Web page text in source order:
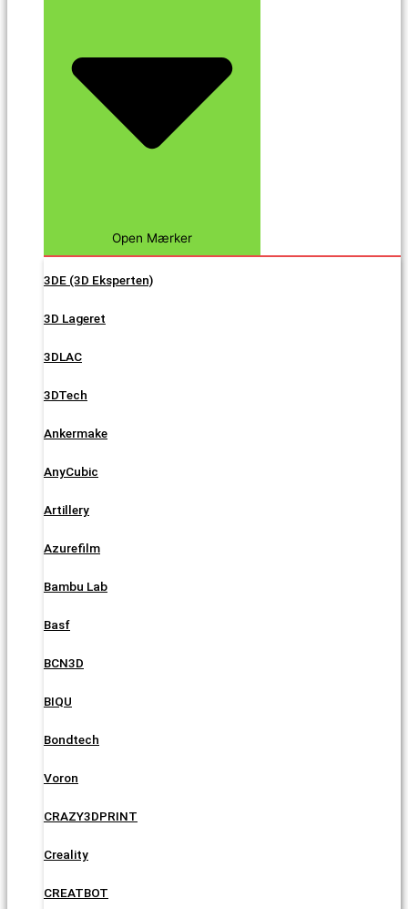
Open Mærker
3DE (3D Eksperten)
3D Lageret
3DLAC
3DTech
Ankermake
AnyCubic
Artillery
Azurefilm
Bambu Lab
Basf
BCN3D
BIQU
Bondtech
Voron
CRAZY3DPRINT
Creality
CREATBOT